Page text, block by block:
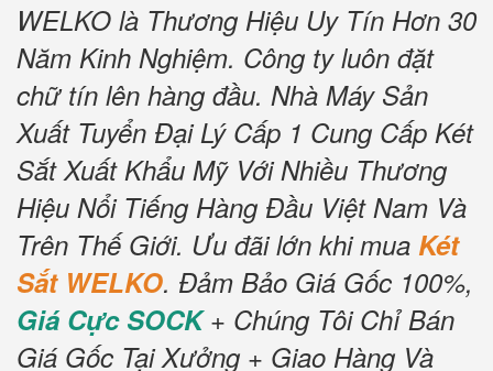
WELKO là Thương Hiệu Uy Tín Hơn 30
Năm Kinh Nghiệm. Công ty luôn đặt
chữ tín lên hàng đầu. Nhà Máy Sản
Xuất Tuyển Đại Lý Cấp 1 Cung Cấp Két
Sắt Xuất Khẩu Mỹ Với Nhiều Thương
Hiệu Nổi Tiếng Hàng Đầu Việt Nam Và
Trên Thế Giới. Ưu đãi lớn khi mua Két
Sắt WELKO. Đảm Bảo Giá Gốc 100%,
Giá Cực SOCK+ Chúng Tôi Chỉ Bán
Giá Gốc Tại Xưởng + Giao Hàng Và